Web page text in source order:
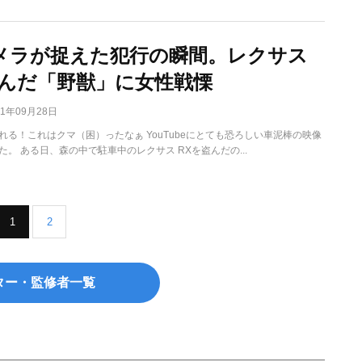
ラが捉えた犯行の瞬間。レクサス
だ「野獣」に女性戦慄
年09月28日
る！これはクマ（困）ったなぁ YouTubeにとても恐ろしい車泥棒の映像
。 ある日、森の中で駐車中のレクサス RXを盗んだの...
1 2
ー・監修者一覧